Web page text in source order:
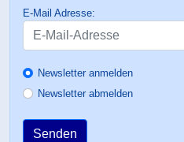
E-Mail Adresse:
Newsletter anmelden
Newsletter abmelden
Senden